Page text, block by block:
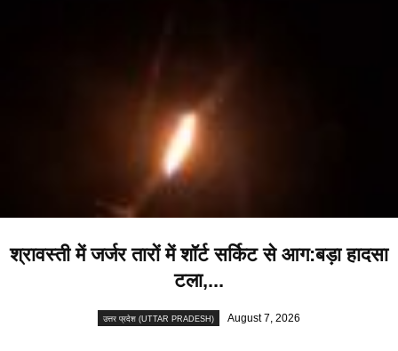
श्रावस्ती में जर्जर तारों में शॉर्ट सर्किट से आग:बड़ा हादसा
टला,...
उत्तर प्रदेश (UTTAR PRADESH) August 7, 2026